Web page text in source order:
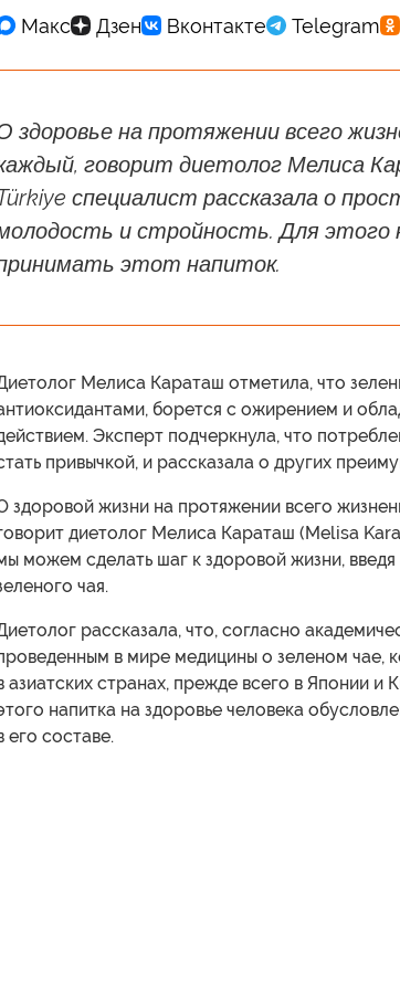
здоровье на протяжении всего
говорит диетолог Мелиса
специалист рассказала о
и стройность. Для этого
этот напиток.
Мелиса Караташ отметила, что
борется с ожирением и
Эксперт подчеркнула, что
привычкой, и рассказала о других
здоровой жизни на протяжении всего
диетолог Мелиса Караташ (Melisa
можем сделать шаг к здоровой жизни,
чая.
рассказала, что, согласно
в мире медицины о зеленом чае,
азиатских странах, прежде всего в Японии и
напитка на здоровье человека
его составе.